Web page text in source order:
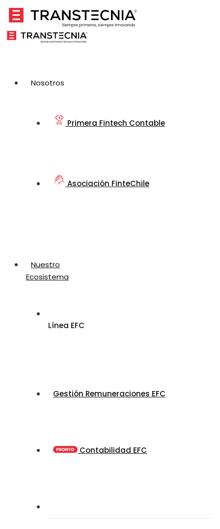
Nosotros
Primera Fintech Contable
Asociación FinteChile
Nuestro
Ecosistema
Línea EFC
Gestión Remuneraciones EFC
Contabilidad EFC